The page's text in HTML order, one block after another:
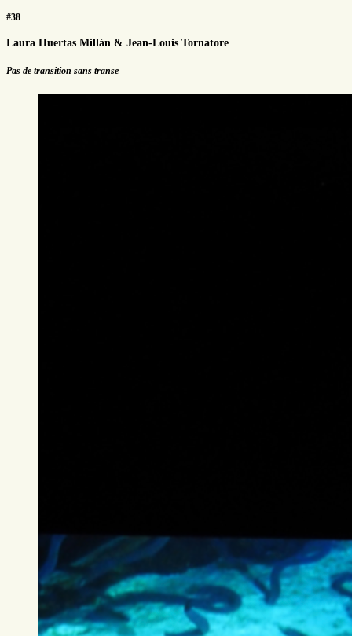
#38
Laura Huertas Millán & Jean-Louis Tornatore
Pas de transition sans transe